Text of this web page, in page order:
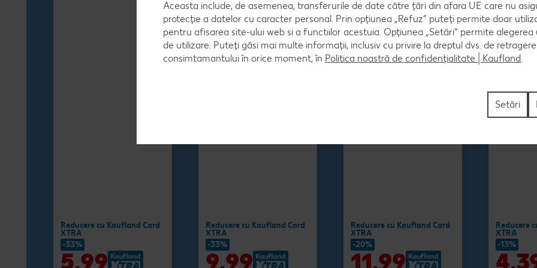
Reducere cu Kaufland Card
XTRA
-33%
5,99
Reducere cu Kaufland Card
XTRA
-33%
9,99
120 g
(=1 kg 99.92)
Reducere cu Kaufland Card
XTRA
-20%
11,99
100 g
Reducere
XTRA
-13%
Aceasta include, de asemenea, transferurile de date către țări din afara UE care nu
protecție a datelor cu caracter personal. Prin opțiunea „Refuz” puteți permite doar
pentru afisarea site-ului web si a functiilor acestuia. Opțiunea „Setări” permite alegerea
de utilizare. Puteți găsi mai multe informații, inclusiv cu privire la dreptul dvs. de
consimtamantului în orice moment, în Politica noastră de confidențialitate | Kaufland.
Setări